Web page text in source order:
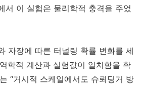
서 이 실험은 물리학적 충격을 주었
자장에 따른 터널링 확률 변화를 세
학적 계산과 실험값이 일치함을 확
“거시적 스케일에서도 슈뢰딩거 방